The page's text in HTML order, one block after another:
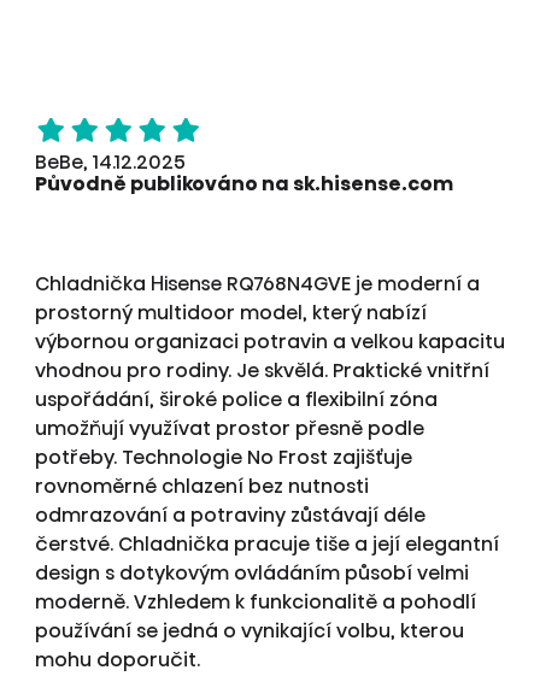
BeBe, 14.12.2025
Původně publikováno na sk.hisense.com
Chladnička Hisense RQ768N4GVE je moderní a
prostorný multidoor model, který nabízí
výbornou organizaci potravin a velkou kapacitu
vhodnou pro rodiny. Je skvělá. Praktické vnitřní
uspořádání, široké police a flexibilní zóna
umožňují využívat prostor přesně podle
potřeby. Technologie No Frost zajišťuje
rovnoměrné chlazení bez nutnosti
odmrazování a potraviny zůstávají déle
čerstvé. Chladnička pracuje tiše a její elegantní
design s dotykovým ovládáním působí velmi
moderně. Vzhledem k funkcionalitě a pohodlí
používání se jedná o vynikající volbu, kterou
mohu doporučit.